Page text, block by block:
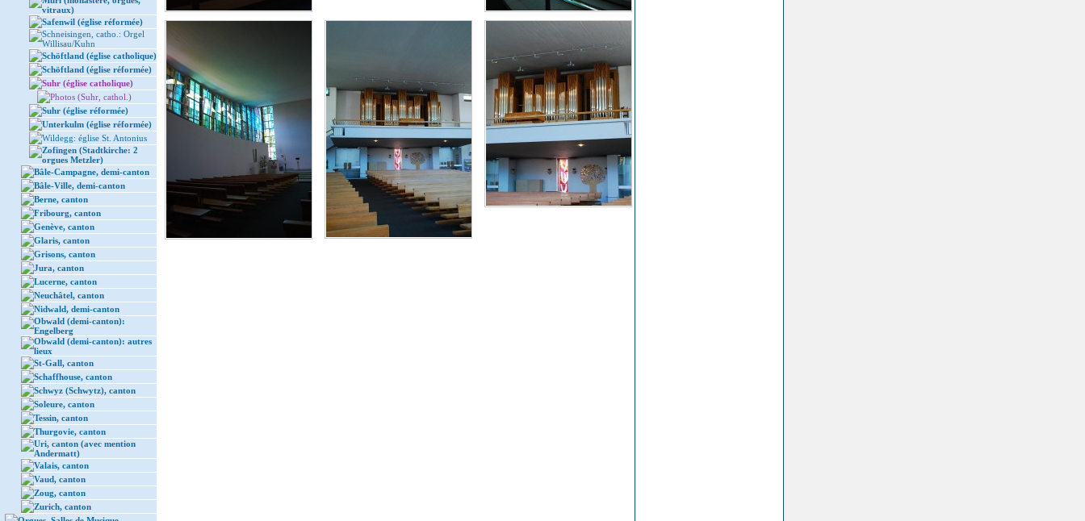
vitraux)
Safenwil (église réformée)
Schneisingen, catho.: Orgel
Willisau/Kuhn
Schöftland (église catholique)
Schöftland (église réformée)
Suhr (église catholique)
Photos (Suhr, cathol.)
Suhr (église réformée)
Unterkulm (église réformée)
Wildegg: église St. Antonius
Zofingen (Stadtkirche: 2
orgues Metzler)
Bâle-Campagne, demi-canton
Bâle-Ville, demi-canton
Berne, canton
Fribourg, canton
Genève, canton
Glaris, canton
Grisons, canton
Jura, canton
Lucerne, canton
Neuchâtel, canton
Nidwald, demi-canton
Obwald (demi-canton):
Engelberg
Obwald (demi-canton): autres
lieux
St-Gall, canton
Schaffhouse, canton
Schwyz (Schwytz), canton
Soleure, canton
Tessin, canton
Thurgovie, canton
Uri, canton (avec mention
Andermatt)
Valais, canton
Vaud, canton
Zoug, canton
Zurich, canton